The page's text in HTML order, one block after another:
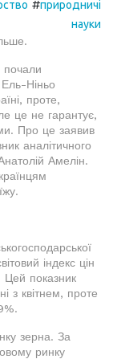
#природничі
науки
почали
Ніньо
проте,
це не гарантує,
Про це заявив
аналітичного
Амелін.
індекс цін
Цей показник
з квітнем, проте
зерна. За
ринку